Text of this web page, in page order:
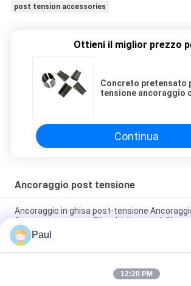
post tension accessories
Ottieni il miglior prezzo
Concreto pretensato
tensione ancoraggio
Continua
Ancoraggio post tensione
Ancoraggio in ghisa post-tensione
Ancoraggio a cuneo Blocchi di presa di
piatti
Cunei e Barilotti di Ancoraggio per Cavi a
Ancoraggio a espansione a guscio M24 per il
Paul
12:20 PM